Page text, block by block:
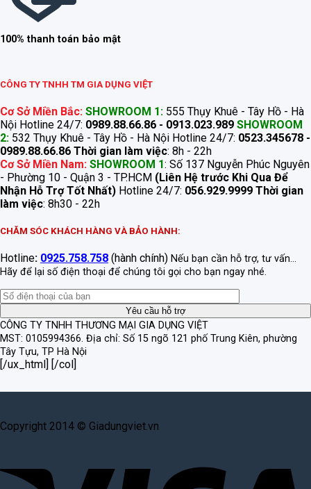
100% thanh toán bảo mật
CÔNG TY TNHH TM GIA DỤNG VIỆT
Cơ Sở Miền Bắc: SHOWROOM 1: 555 Thụy Khuê - Tây Hồ - Hà
Nội Hotline 24/7: 0989.88.66.86 - 0913.023.989 SHOWROOM
2: 532 Thụy Khuê - Tây Hồ - Hà Nội Hotline 24/7: 0523.345678 -
0989.88.66.86 Thời gian làm việc: 8h - 22h
Cơ Sở Miền Nam: SHOWROOM 1: Số 137 Nguyễn Phúc Nguyên
- Phường 10 - Quận 3 - TP.HCM (Liên Hệ trước Khi Qua Để
Nhận Hỗ Trợ Tốt Nhất) Hotline 24/7: 056.929.9999 Thời gian
làm việc: 8h30 - 22h
CHĂM SÓC KHÁCH HÀNG VÀ BẢO HÀNH:
Hotline: 0925.758.758 (hành chính) Nếu bạn cần hỗ trợ, tư vấn...
Hãy để lại số điện thoại để chúng tôi gọi cho bạn ngay nhé.
CÔNG TY TNHH THƯƠNG MẠI GIA DỤNG VIỆT
MST: 0105994366. Địa chỉ: Số 15 ngõ 121 phố Trung Kiên, phường
Tây Tựu, TP Hà Nội
[/ux_html] [/col]
Copyright 2014 © Giadungviet.vn